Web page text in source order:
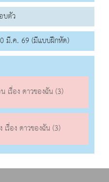
บตัว
มี.ค. 69 (มีแบบฝึกหัด)
เรื่อง ดาวของฉัน (3)
เรื่อง ดาวของฉัน (3)